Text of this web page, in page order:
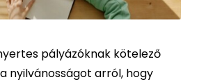
pályázóknak kötelező
nyilvánosságot arról, hogy